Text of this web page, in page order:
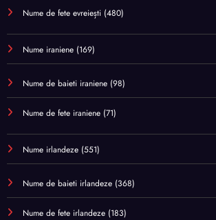
Nume de fete evreiești (480)
Nume iraniene (169)
Nume de baieti iraniene (98)
Nume de fete iraniene (71)
Nume irlandeze (551)
Nume de baieti irlandeze (368)
Nume de fete irlandeze (183)